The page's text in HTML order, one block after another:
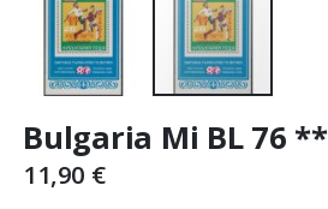
to
beginning
Bulgaria Mi BL 76 **
11,90 €